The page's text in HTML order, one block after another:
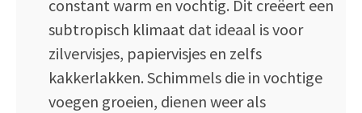
constant warm en vochtig. Dit creëert een
subtropisch klimaat dat ideaal is voor
zilvervisjes, papiervisjes en zelfs
kakkerlakken. Schimmels die in vochtige
voegen groeien, dienen weer als